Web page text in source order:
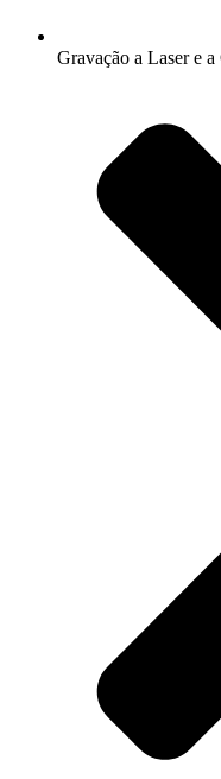
Gravação a Laser e a